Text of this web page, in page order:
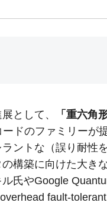
として、
「重六角
ドのファミリーが
ントな（誤り耐性
構築に向けた大き
氏やGoogle
fault-